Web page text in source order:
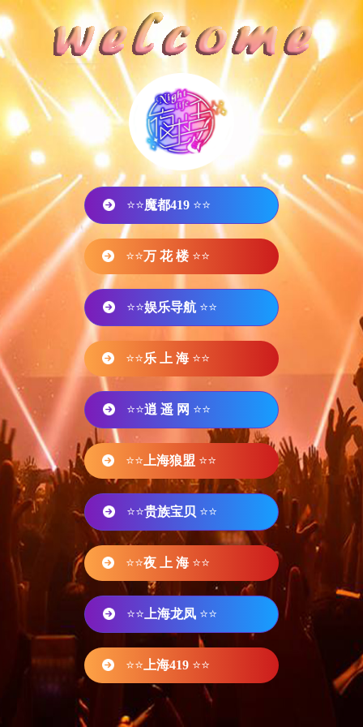
⭐⭐魔都419 ⭐⭐
⭐⭐万 花 楼 ⭐⭐
⭐⭐娱乐导航 ⭐⭐
⭐⭐乐 上 海 ⭐⭐
⭐⭐逍 遥 网 ⭐⭐
⭐⭐ 上海狼盟 ⭐⭐
⭐⭐贵族宝贝 ⭐⭐
⭐⭐夜 上 海 ⭐⭐
⭐⭐ 上海龙凤 ⭐⭐
⭐⭐ 上海419 ⭐⭐